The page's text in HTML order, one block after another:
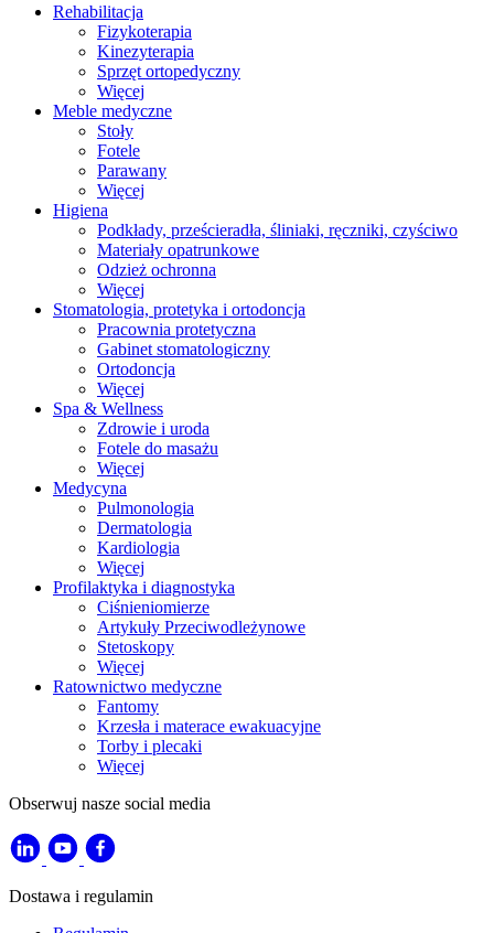
Rehabilitacja
Fizykoterapia
Kinezyterapia
Sprzęt ortopedyczny
Więcej
Meble medyczne
Stoły
Fotele
Parawany
Więcej
Higiena
Podkłady, prześcieradła, śliniaki, ręczniki, czyściwo
Materiały opatrunkowe
Odzież ochronna
Więcej
Stomatologia, protetyka i ortodoncja
Pracownia protetyczna
Gabinet stomatologiczny
Ortodoncja
Więcej
Spa & Wellness
Zdrowie i uroda
Fotele do masażu
Więcej
Medycyna
Pulmonologia
Dermatologia
Kardiologia
Więcej
Profilaktyka i diagnostyka
Ciśnieniomierze
Artykuły Przeciwodleżynowe
Stetoskopy
Więcej
Ratownictwo medyczne
Fantomy
Krzesła i materace ewakuacyjne
Torby i plecaki
Więcej
Obserwuj nasze social media
Dostawa i regulamin